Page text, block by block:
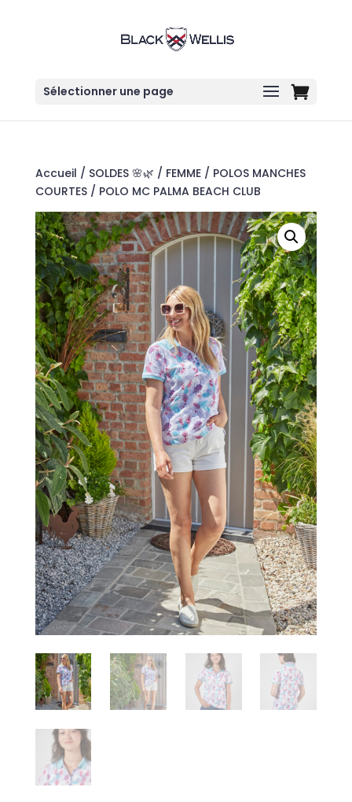
Sélectionner une page
Accueil / SOLDES 🌸🌿 / FEMME/ POLOS MANCHES
COURTES/ POLO MC PALMA BEACH CLUB